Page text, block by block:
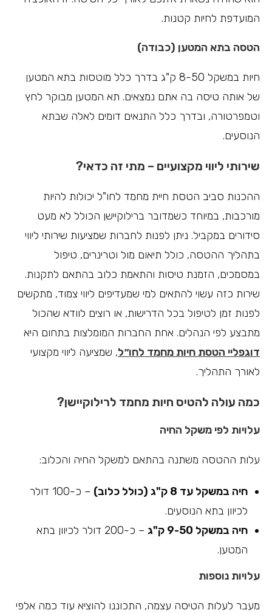
המועדפת לחיות קטנות.
הטסה בתא המטען (כבודה)
חיות במשקל 8-50 ק"ג בדרך כלל מוטסות בתא המטען
של אותה טיסה בה אתם נמצאים. תא המטען מבוקר לחץ
וטמפרטורה, ובדרך כלל התנאים דומים לאלה שבתא
הנוסעים.
שירותי ליווי מקצועיים – מתי זה כדאי?
ההכנות סביב הטסת חיית מחמד לחו"ל יכולות להיות
מורכבות, במיוחד כשמדובר ברילוקיישן הכולל לא מעט
סידורים במקביל. ניתן לפנות לחברות שמציעות שירותי ליווי
בתהליך ההטסה, כולל תיאום מול וטרינרים, טיפול
במסמכים, הזמנת טיסות והתאמת כלוב בהתאם לתקנות.
שירות כזה עשוי להתאים למי שמעדיפים ליווי צמוד, מתקשים
לפנות זמן לטיפול בכל הדרישות, או רוצים לוודא שהכול
מתבצע לפי הנהלים. אחת החברות המומלצות בתחום היא
דוגפליי הטסת חיות מחמד לחו״ל, שמציעה ליווי מקצועי
לאורך התהליך.
כמה עולה להטיס חיות מחמד לרילוקיישן?
עלויות לפי משקל החיה
עלות ההטסה משתנה בהתאם למשקל החיה והכלוב:
חיה במשקל עד 8 ק"ג (כולל כלוב)
– כ-100 דולר
לכיוון בתא הנוסעים.
חיה במשקל 9-50 ק"ג
– כ-200 דולר לכיוון בתא
המטען.
עלויות נוספות
מעבר לעלות הטיסה עצמה, התכוננו להוציא עוד כמה אלפי